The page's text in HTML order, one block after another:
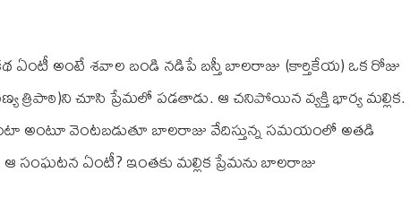
ఏంటీ అంటే శవాల బండి నడిపే బస్తీ బాలరాజు (కార్తికేయ) ఒక రోజు
త్రిపాఠి)ని చూసి ప్రేమలో పడతాడు. ఆ చనిపోయిన వ్యక్తి భార్య మల్లిక.
అంటూ వెంటబడుతూ బాలరాజు వేదిస్తున్న సమయంలో అతడి
ఏంటీ? ఇంతకు మల్లిక ప్రేమను బాలరాజు